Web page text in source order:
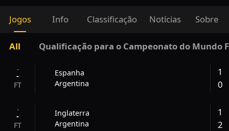
Jogos Info Classificação Notícias Sobre
All Qualificação para o Campeonato do Mundo
-
-
FT
Espanha
Argentina
1
0
-
-
FT
Inglaterra
Argentina
1
2